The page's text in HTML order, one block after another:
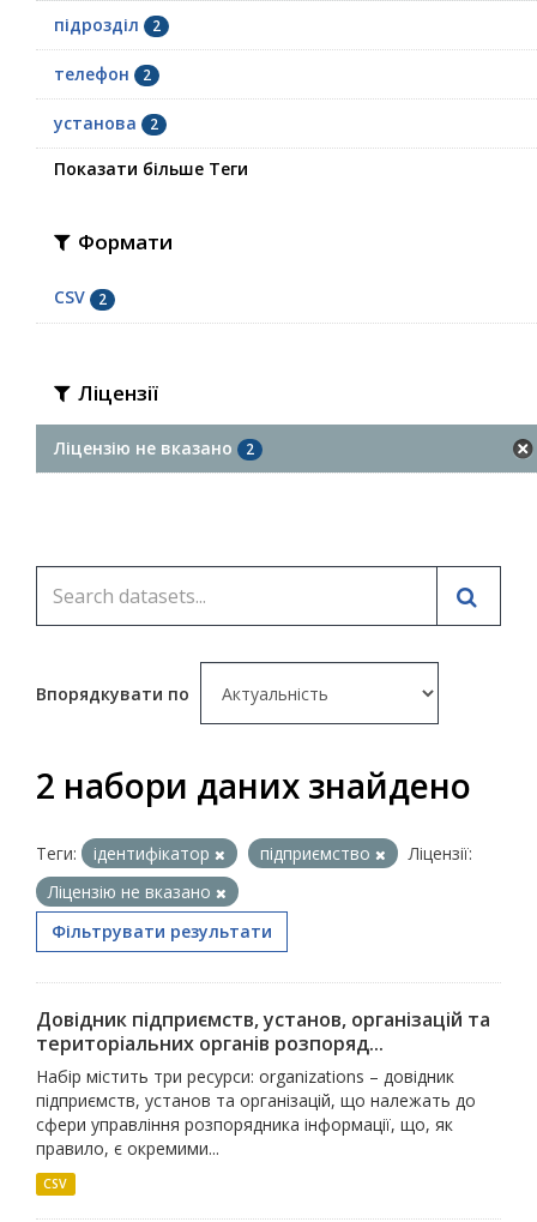
підрозділ 2
телефон 2
установа 2
Показати більше Теги
Формати
CSV 2
Ліцензії
Ліцензію не вказано 2
Впорядкувати по
2 набори даних знайдено
Теги: ідентифікатор підприємство
Ліцензії:
Ліцензію не вказано
Фільтрувати результати
Довідник підприємств, установ, організацій та
територіальних органів розпоряд...
Набір містить три ресурси: organizations – довідник
підприємств, установ та організацій, що належать до
сфери управління розпорядника інформації, що, як
правило, є окремими...
CSV